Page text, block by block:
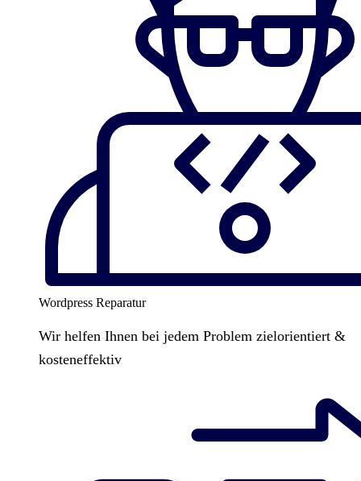
Wordpress Reparatur
Wir helfen Ihnen bei jedem Problem zielorientiert &
kosteneffektiv